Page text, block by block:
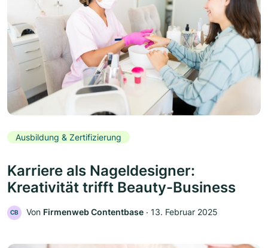
Ausbildung & Zertifizierung
Karriere als Nageldesigner:
Kreativität trifft Beauty-Business
CB Von Firmenweb Contentbase ‧ 13. Februar 2025